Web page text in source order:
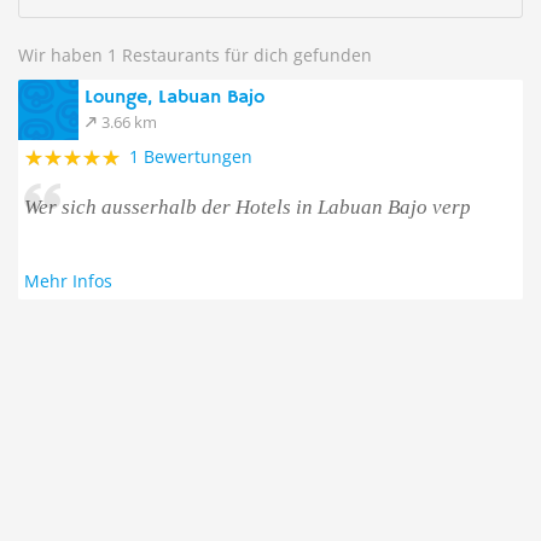
Wir haben 1 Restaurants für dich gefunden
Lounge, Labuan Bajo
3.66 km
1 Bewertungen
Wer sich ausserhalb der Hotels in Labuan Bajo verp
Mehr Infos